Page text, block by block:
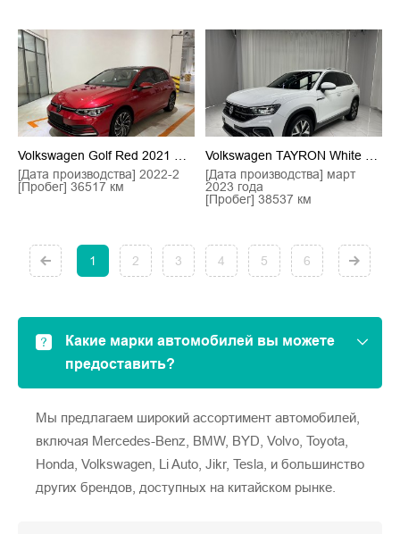
Volkswagen Golf Red 2021 Model 280TSI DSG Pro
[Дата производства] 2022-2
[Пробег] 36517 км
Volkswagen TAYRON White 2023 Model 280TSI 2WD Luxury Plus Advanced Edition
[Дата производства] март
2023 года
[Пробег] 38537 км
1 2 3 4 5 6
Какие марки автомобилей вы можете
предоставить?
Мы предлагаем широкий ассортимент автомобилей,
включая Mercedes-Benz, BMW, BYD, Volvo, Toyota,
Honda, Volkswagen, Li Auto, Jikr, Tesla, и большинство
других брендов, доступных на китайском рынке.